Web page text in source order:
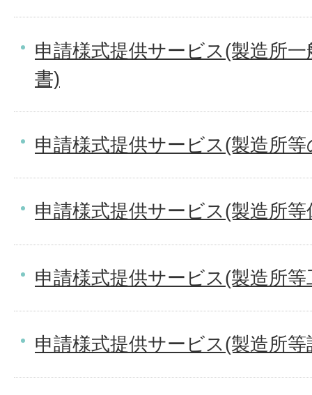
申請様式提供サービス(製造所
書)
申請様式提供サービス(製造所
申請様式提供サービス(製造所
申請様式提供サービス(製造所
申請様式提供サービス(製造所